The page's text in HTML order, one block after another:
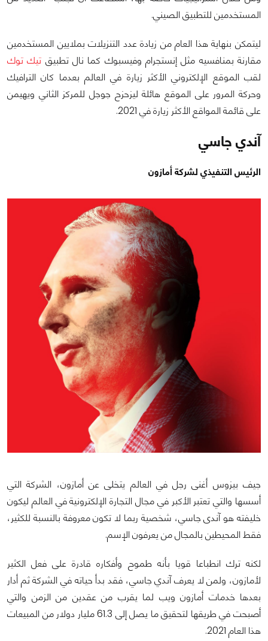
المستخدمين للتطبيق الصيني.
ليتمكن بنهاية هذا العام من زيادة عدد التنزيلات بملايين المستخدمين
مقارنة بمنافسيه مثل إنستجرام وفيسبوك كما نال تطبيق تيك توك
لقب الموقع الإلكتروني الأكثر زيارة في العالم بعدما كان الترافيك
وحركة المرور على الموقع هائلة ليزحزح جوجل للمركز الثاني ويهيمن
على قائمة المواقع الأكثر زيارة في 2021.
آندي جاسي
الرئيس التنفيذي لشركة أمازون
جيف بيزوس أغنى رجل في العالم يتخلى عن أمازون، الشركة التي
أسسها والتي تعتبر الأكبر في مجال التجارة الإلكترونية في العالم ليكون
خليفته هو آندى جاسي، شخصية ربما لا تكون معروفة بالنسبة للكثير،
فقط المحيطين بالمجال من يعرفون الإسم.
لكنه ترك انطباعا قويا بأنه طموح وأفكاره قادرة على فعل الكثير
لأمازون، ولمن لا يعرف آندي جاسي، فقد بدأ حياته في الشركة ثم أدار
بعدها خدمات أمازون ويب لما يقرب من عقدين من الزمن والتي
أصبحت في طريقها لتحقيق ما يصل إلى 61.3 مليار دولار من المبيعات
هذا العام 2021.